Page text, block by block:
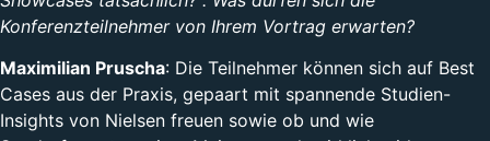
Konferenzteilnehmer von Ihrem Vortrag erwarten?
Maximilian Pruscha: Die Teilnehmer können sich auf Best
Cases aus der Praxis, gepaart mit spannende Studien-
Insights von Nielsen freuen sowie ob und wie